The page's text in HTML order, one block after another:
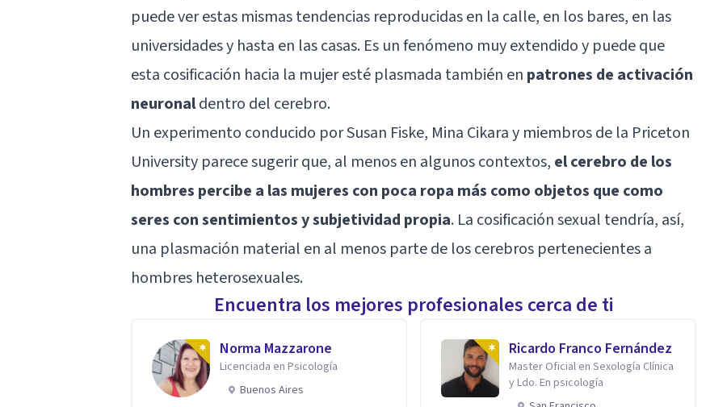
puede ver estas mismas tendencias reproducidas en la calle, en los bares, en las
universidades y hasta en las casas. Es un fenómeno muy extendido y puede que
esta cosificación hacia la mujer esté plasmada también en patrones de activación
neuronaldentro del cerebro.
Un experimento conducido por Susan Fiske, Mina Cikara y miembros de la Priceton
University parece sugerir que, al menos en algunos contextos, el cerebro de los
hombres percibe a las mujeres con poca ropa más como objetos que como
seres con sentimientos y subjetividad propia. La cosificación sexual tendría, así,
una plasmación material en al menos parte de los cerebros pertenecientes a
hombres heterosexuales.
Encuentra los mejores profesionales cerca de ti
Norma Mazzarone
Licenciada en Psicología
Buenos Aires
Ricardo Franco Fernández
Master Oficial en Sexología Clínica
y Ldo. En psicología